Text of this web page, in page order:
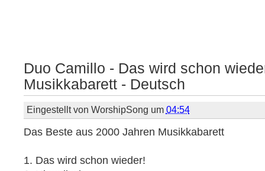
Duo Camillo - Das wird schon
Musikkabarett - Deutsch
Eingestellt von WorshipSong um 04:54
Das Beste aus 2000 Jahren Musikkabarett
1. Das wird schon wieder!